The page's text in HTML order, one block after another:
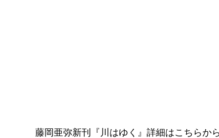
藤岡亜弥新刊『川はゆく』詳細はこちらか